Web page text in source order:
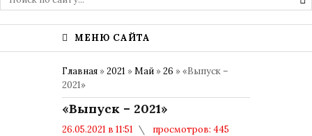
МЕНЮ САЙТА
Главная »2021 »Май »26 » «Выпуск –
2021»
«Выпуск – 2021»
26.05.2021 в 11:51
просмотров: 445